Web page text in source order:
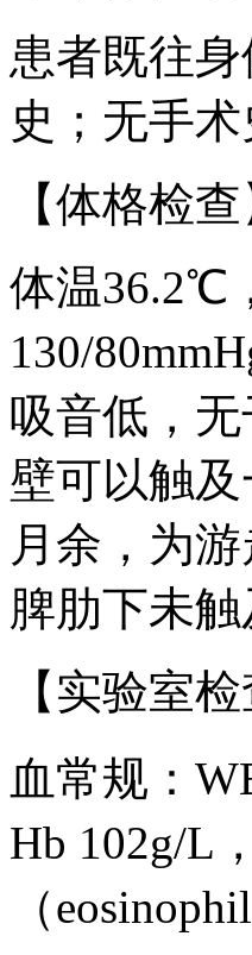
患者既往
史；无手
【体格检查
体温36.2℃
130/
吸音低，
壁可以触
月余，为
脾肋下未
【实验室检
血常规：
Hb 102g/L
（